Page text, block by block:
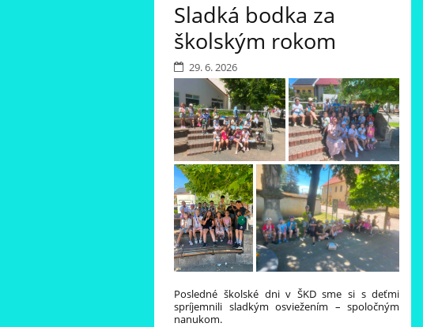
Sladká bodka za
školským rokom
29. 6. 2026
Posledné školské dni v ŠKD sme si s deťmi
spríjemnili sladkým osviežením – spoločným
nanukom.